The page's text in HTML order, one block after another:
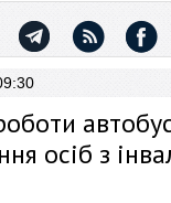
осіб з